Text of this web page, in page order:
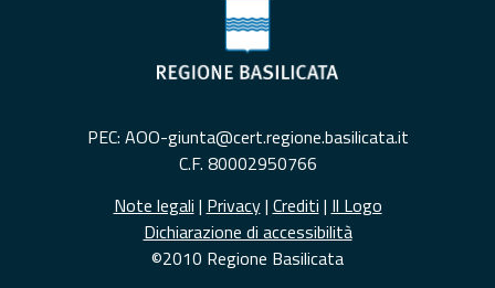
PEC: AOO-giunta@cert.regione.basilicata.it
C.F. 80002950766
Note legali | Privacy| Crediti | Il Logo
Dichiarazione di accessibilità
©2010 Regione Basilicata